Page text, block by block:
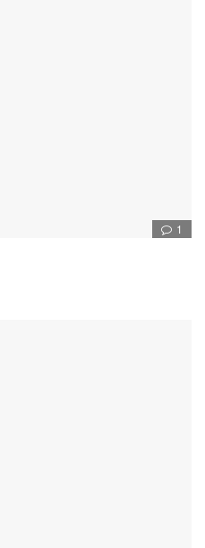
1